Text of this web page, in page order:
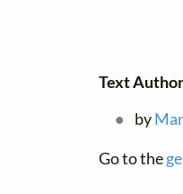
Text
by
Go to the